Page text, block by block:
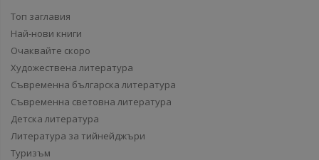
Топ заглавия
Най-нови книги
Очаквайте скоро
Художествена литература
Съвременна българска литература
Съвременна световна литература
Детска литература
Литература за тийнейджъри
Туризъм